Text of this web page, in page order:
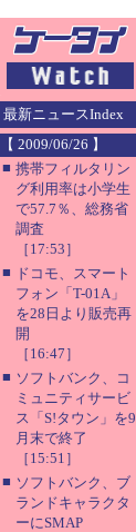
最新ニュースIndex
【 2009/06/26 】
■ 携帯フィルタリン
グ利用率は小学生
で57.7％、総務省
調査
［17:53］
■ ドコモ、スマート
フォン「T-01A」
を28日より販売再
開
［16:47］
■ ソフトバンク、コ
ミュニティサービ
ス「S!タウン」を9
月末で終了
［15:51］
■ ソフトバンク、ブ
ランドキャラクタ
ーにSMAP